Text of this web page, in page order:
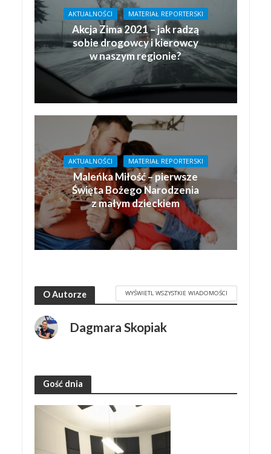
AKTUALNOŚCI MATERIAŁ REPORTERSKI
Akcja Zima 2021 – jak radzą
sobie drogowcy i kierowcy
w naszym regionie?
AKTUALNOŚCI MATERIAŁ REPORTERSKI
Maleńka Miłość – pierwsze
Święta Bożego Narodzenia
z małym dzieckiem
O Autorze WYŚWIETL WSZYSTKIE WIADOMOŚCI
Dagmara Skopiak
Gość dnia